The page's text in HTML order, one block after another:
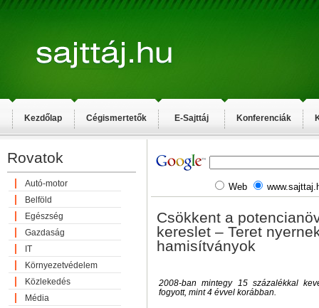
Kezdőlap Cégismertetők E-Sajttáj Konferenciák
Rovatok
Autó-motor
Belföld
Egészség
Gazdaság
IT
Környezetvédelem
Közlekedés
Média
Web
Csökkent a
kereslet – Teret
hamisítványok
2008-ban mintegy 15 százalékkal
fogyott, mint 4 évvel korábban.